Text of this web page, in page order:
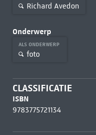
Richard Avedon
Onderwerp
ALS ONDERWERP
foto
CLASSIFICATIE
ISBN
9783775721134